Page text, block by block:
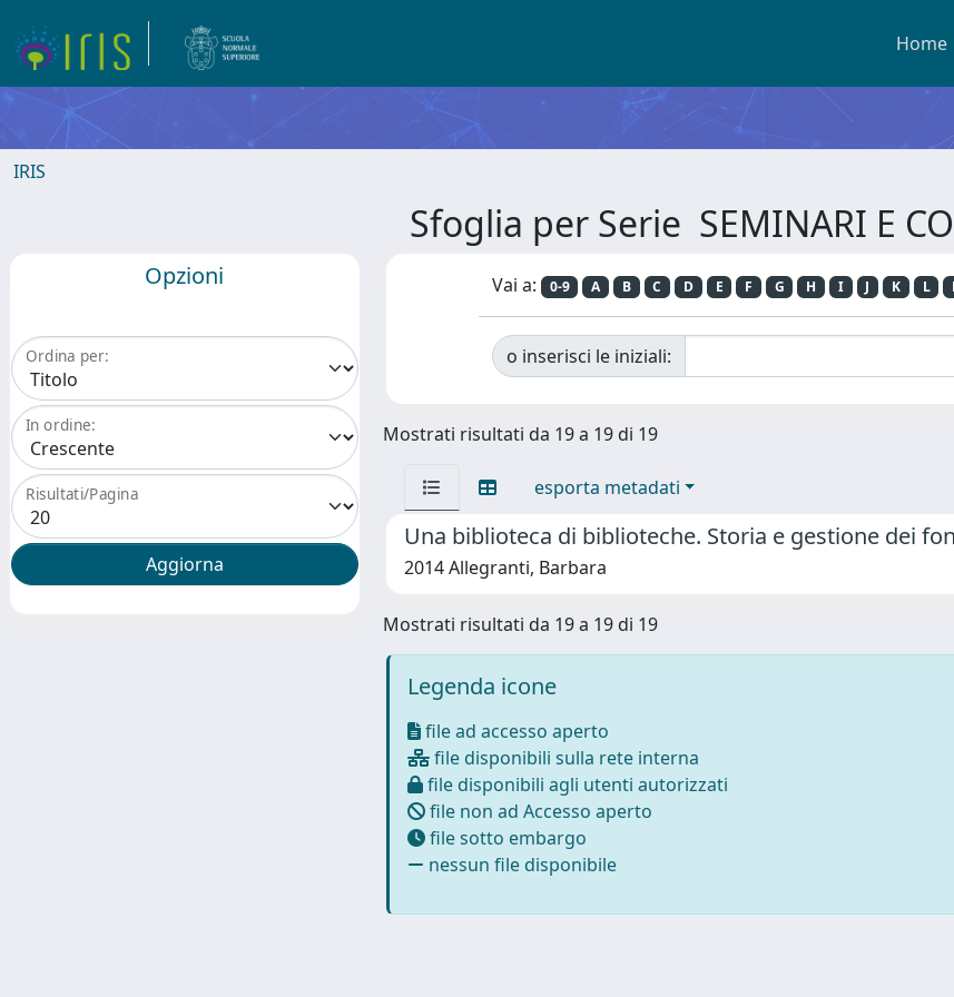
Home
IRIS
Sfoglia per Serie SEMINARI E
Opzioni
Ordina per:
In ordine:
Risultati/Pagina
Vai a: 0-9 A B C D E F G H I J K L
o inserisci le iniziali:
Mostrati risultati da 19 a 19 di 19
esporta metadati
Una biblioteca di biblioteche. Storia e gestione dei
2014 Allegranti, Barbara
Mostrati risultati da 19 a 19 di 19
Legenda icone
file ad accesso aperto
file disponibili sulla rete interna
file disponibili agli utenti autorizzati
file non ad Accesso aperto
file sotto embargo
nessun file disponibile